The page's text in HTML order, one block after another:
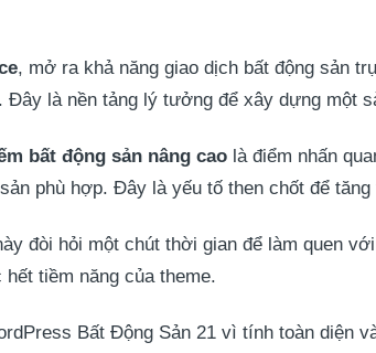
, mở ra khả năng giao dịch bất động sản
Đây là nền tảng lý tưởng để xây dựng một
bất động sản nâng cao là điểm nhấn
phù hợp. Đây là yếu tố then chốt để
đòi hỏi một chút thời gian để làm quen
tiềm năng của theme.
Bất Động Sản 21 vì tính toàn diện